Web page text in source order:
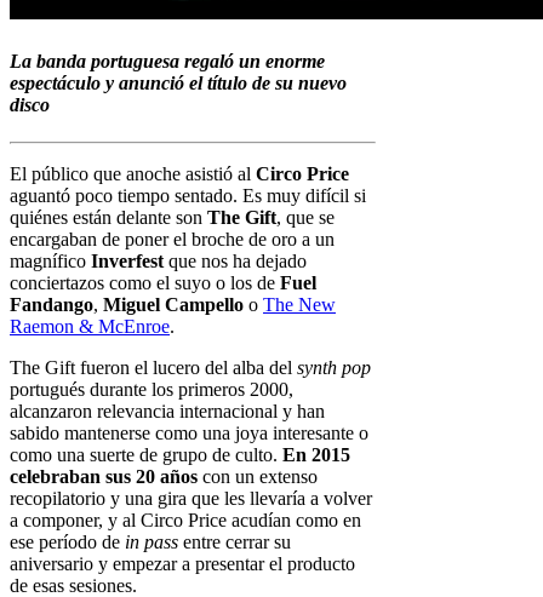
La banda portuguesa regaló un enorme
espectáculo y anunció el título de su nuevo
disco
El público que anoche asistió al Circo Price
aguantó poco tiempo sentado. Es muy difícil si
quiénes están delante son The Gift, que se
encargaban de poner el broche de oro a un
magnífico Inverfest que nos ha dejado
conciertazos como el suyo o los de Fuel
Fandango, Miguel Campello o The New
Raemon & McEnroe.
The Gift fueron el lucero del alba del synth pop
portugués durante los primeros 2000,
alcanzaron relevancia internacional y han
sabido mantenerse como una joya interesante o
como una suerte de grupo de culto. En 2015
celebraban sus 20 años con un extenso
recopilatorio y una gira que les llevaría a volver
a componer, y al Circo Price acudían como en
ese período de in pass entre cerrar su
aniversario y empezar a presentar el producto
de esas sesiones.